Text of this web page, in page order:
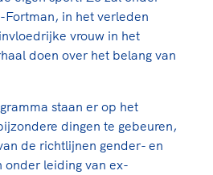
LA28
2027
topsport
in het verleden
vrouw in het
doen over het belang van
staan er op het
dingen te gebeuren,
de richtlijnen gender- en
onder leiding van ex-